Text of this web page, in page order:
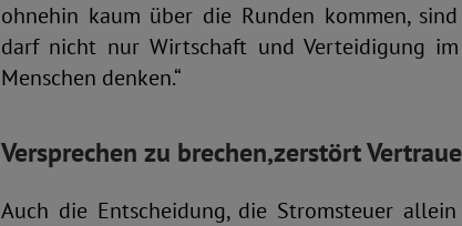
ohnehin kaum über die Runden kommen,
darf nicht nur Wirtschaft und Verteidigung
Menschen denken.“
Versprechen zu brechen,zerstört
Auch die Entscheidung, die Stromsteuer